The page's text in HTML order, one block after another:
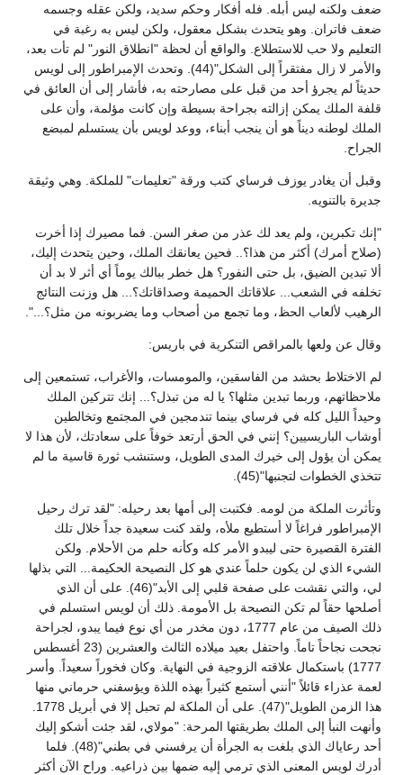
ضعف ولكنه ليس أبله. فله أفكار وحكم سديد، ولكن عقله وجسمه
ضعف فاتران. وهو يتحدث بشكل معقول، ولكن ليس به رغبة في
التعليم ولا حب للاستطلاع. والواقع أن لحظة "انطلاق النور" لم تأت بعد،
والأمر لا زال مفتقراً إلى الشكل"(44). وتحدث الإمبراطور إلى لويس
حديثاً لم يجرؤ أحد من قبل على مصارحته به، فأشار إلى أن العائق في
قلفة الملك يمكن إزالته بجراحة بسيطة وإن كانت مؤلمة، وأن على
الملك لوطنه ديناً هو أن ينجب أبناء، ووعد لويس بأن يستسلم لمبضع
الجراح.
وقبل أن يغادر يوزف فرساي كتب ورقة "تعليمات" للملكة. وهي وثيقة
جديرة بالتنويه.
"إنك تكبرين، ولم يعد لك عذر من صغر السن. فما مصيرك إذا أخرت
(صلاح أمرك) أكثر من هذا؟.. فحين يعانقك الملك، وحين يتحدث إليك،
ألا تبدين الضيق، بل حتى النفور؟ هل خطر ببالك يوماً أي أثر لا بد أن
تخلفه في الشعب... علاقاتك الحميمة وصداقاتك؟... هل وزنت النتائج
الرهيب لألعاب الحظ، وما تجمع من أصحاب وما يضربونه من مثل؟...".
وقال عن ولعها بالمراقص التنكرية في باريس:
لم الاختلاط بحشد من الفاسقين، والمومسات، والأغراب، تستمعين إلى
ملاحظاتهم، وربما تبدين مثلها؟ يا له من تبذل؟... إنك تتركين الملك
وحيداً الليل كله في فرساي بينما تندمجين في المجتمع وتخالطين
أوشاب الباريسيين؟ إنني في الحق أرتعد خوفاً على سعادتك، لأن هذا لا
يمكن أن يؤول إلى خيرك المدى الطويل، وستنشب ثورة قاسية ما لم
تتخذي الخطوات لتجنبها"(45).
وتأثرت الملكة من لومه. فكتبت إلى أمها بعد رحيله: "لقد ترك رحيل
الإمبراطور فراغاً لا أستطيع ملأه، ولقد كنت سعيدة جداً خلال تلك
الفترة القصيرة حتى ليبدو الأمر كله وكأنه حلم من الأحلام. ولكن
الشيء الذي لن يكون حلماً عندي هو كل النصيحة الحكيمة... التي بذلها
لي، والتي نقشت على صفحة قلبي إلى الأبد"(46). على أن الذي
أصلحها حقاً لم تكن النصيحة بل الأمومة. ذلك أن لويس استسلم في
ذلك الصيف من عام 1777، دون مخدر من أي نوع فيما يبدو، لجراحة
نجحت نجاحاً تاماً. واحتفل بعيد ميلاده الثالث والعشرين (23 أغسطس
1777) باستكمال علاقته الزوجية في النهاية. وكان فخوراً سعيداً. وأسر
لعمة عذراء قائلاً "أنني أستمع كثيراً بهذه اللذة ويؤسفني حرماني منها
وأنهت النبأ إلى الملك بطريقتها المرحة: "مولاي، لقد جئت أشكو إليك
أحد رعاياك الذي بلغت به الجرأة أن يرفسني في بطني"(48). فلما
أدرك لويس المعنى الذي ترمي إليه ضمها بين ذراعيه. وراح الآن أكثر